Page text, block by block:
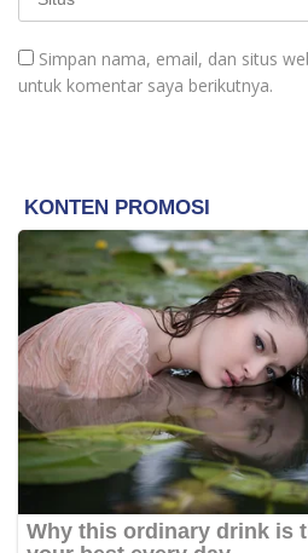
Simpan nama, email, dan situs
untuk komentar saya berikutnya.